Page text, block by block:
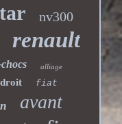
nv300
renault
alliage
droit fiat
avant